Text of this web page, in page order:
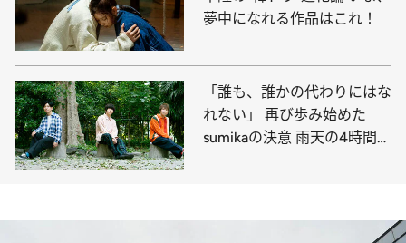
夢中になれる作品はこれ！
「誰も、誰かの代わりにはな
れない」 再び歩み始めた
sumikaの決意 雨天の4時間